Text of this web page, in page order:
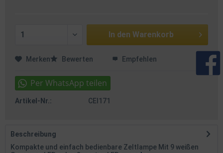
In den Warenkorb
Merken Bewerten Empfehlen
Artikel-Nr.: CEI171
Beschreibung
Kompakte und einfach bedienbare Zeltlampe Mit 9 weißen